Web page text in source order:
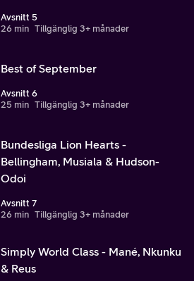
Avsnitt 5
26 min Tillgänglig 3+ månader
Best of September
Avsnitt 6
25 min Tillgänglig 3+ månader
Bundesliga Lion Hearts -
Bellingham, Musiala & Hudson-
Odoi
Avsnitt 7
26 min Tillgänglig 3+ månader
Simply World Class - Mané, Nkunku
& Reus